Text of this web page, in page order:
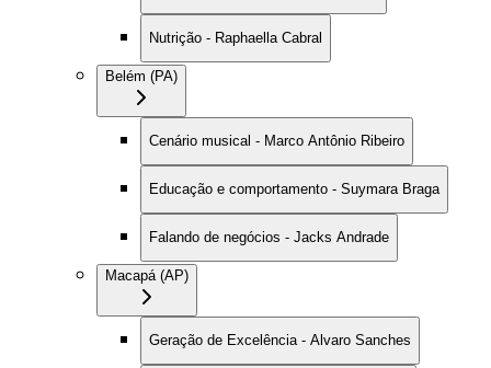
Nutrição - Raphaella Cabral
Belém (PA)
Cenário musical - Marco Antônio Ribeiro
Educação e comportamento - Suymara Braga
Falando de negócios - Jacks Andrade
Macapá (AP)
Geração de Excelência - Alvaro Sanches